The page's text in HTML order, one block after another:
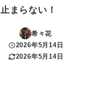
止まらない！
希々花
投稿日
2026年5月14日
更新日
2026年5月14日